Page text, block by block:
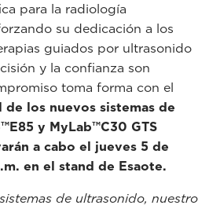
para la radiología
su dedicación a los
guiados por ultrasonido
y la confianza son
toma forma con el
los nuevos sistemas de
y MyLab™C30 GTS
a cabo el jueves 5 de
en el stand de Esaote.
de ultrasonido, nuestro